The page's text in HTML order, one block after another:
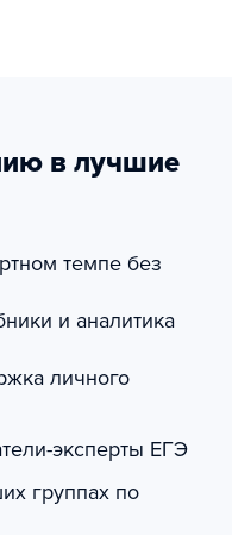
в лучшие
темпе без
и аналитика
личного
эксперты ЕГЭ
группах по